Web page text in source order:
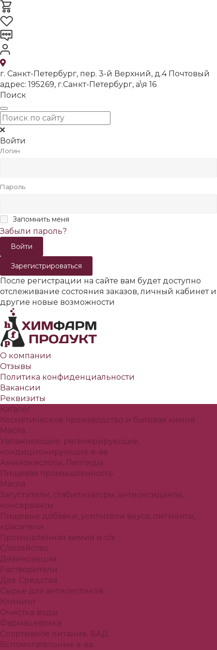
г. Санкт-Петербург, пер. 3-й Верхний, д.4 Почтовый
адрес: 195269, г.Санкт-Петербург, а\я 16
Поиск
Войти
Логин
Пароль
Запомнить меня
Забыли пароль?
Зарегистрироваться
После регистрации на сайте вам будет доступно
отслеживание состояния заказов, личный кабинет и
другие новые возможности
О компании
Отзывы
Политика конфиденциальности
Вакансии
Реквизиты
Каталог
Косметическое производство и бытовая химия
Масла
Увлажняющие, регенерирующие,
кондиционирующие в-ва
Аминокислоты, Пептиды
Пищевая промышленность
Масла
Загустители, стабилизаторы, антиоксиданты,
консерванты
Пищевые добавки, усилители вкуса, пигменты,
красители
Промышленная химия и с/х
С/хозяйство
Дезинсекция
Растворители
Дез. Средства
Сырье для антисептиков
Клининг
Очистка воды
Фармацевтика
Спортивное питание, БАД
Вспомогательные в-ва